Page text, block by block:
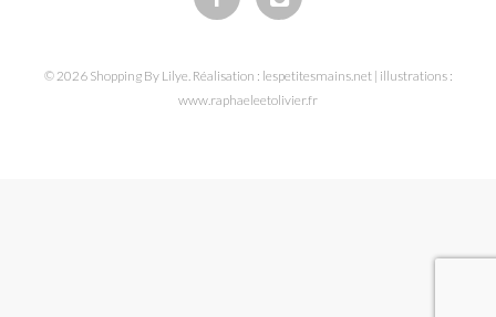
© 2026 Shopping By Lilye. Réalisation : lespetitesmains.net | illustrations :
www.raphaeleetolivier.fr